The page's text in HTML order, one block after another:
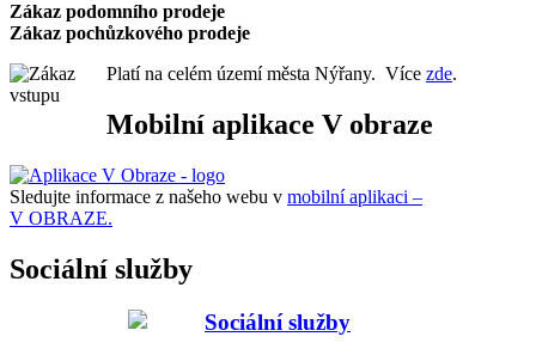
Zákaz podomního prodeje
Zákaz pochůzkového prodeje
Platí na celém území města Nýřany. Více zde.
Mobilní aplikace V obraze
Sledujte informace z našeho webu v mobilní aplikaci –
V OBRAZE.
Sociální služby